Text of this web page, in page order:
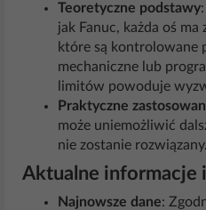
Teoretyczne podstawy
jak Fanuc, każda oś
które są kontrolowane
mechaniczne lub
limitów powoduje
Praktyczne
może uniemożliwić
nie zostanie rozwiązany.
Aktualne informacje
Najnowsze dane: